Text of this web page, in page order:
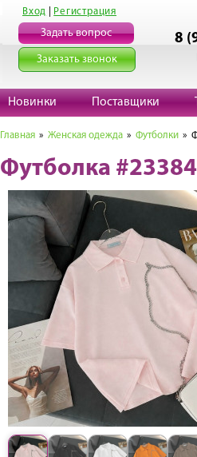
Вход Регистрация
Задать вопрос
Заказать звонок
8
Новинки Поставщики
Главная » Женская одежда » Футболки »
Футболка